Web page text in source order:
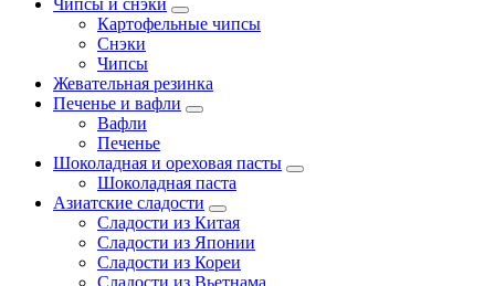
Чипсы и снэки
Картофельные чипсы
Снэки
Чипсы
Жевательная резинка
Печенье и вафли
Вафли
Печенье
Шоколадная и ореховая пасты
Шоколадная паста
Азиатские сладости
Сладости из Китая
Сладости из Японии
Сладости из Кореи
Сладости из Вьетнама